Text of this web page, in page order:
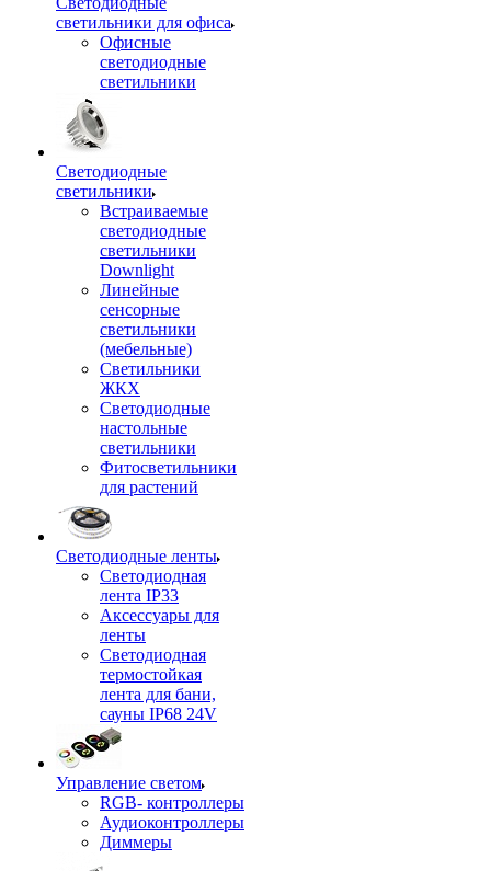
светильники для офиса
Офисные
светодиодные
светильники
Светодиодные
светильники
Встраиваемые
светодиодные
светильники
Downlight
Линейные
сенсорные
светильники
(мебельные)
Светильники
ЖКХ
Светодиодные
настольные
светильники
Фитосветильники
для растений
Светодиодные ленты
Светодиодная
лента IP33
Аксессуары для
ленты
Светодиодная
термостойкая
лента для бани,
сауны IP68 24V
Управление светом
RGB- контроллеры
Аудиоконтроллеры
Диммеры